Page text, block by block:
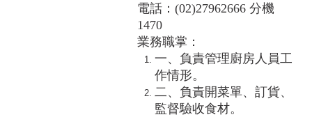
電話：(02)27962666 分機
1470
業務職掌：
一、 負責管理廚房人員工
作情形。
二、 負責開菜單、訂貨、
監督驗收食材。